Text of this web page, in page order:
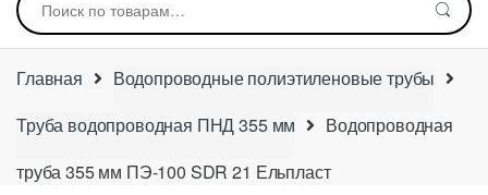
Главная
Водопроводные полиэтиленовые трубы
Труба водопроводная ПНД 355 мм
Водопроводная
труба 355 мм ПЭ-100 SDR 21 Ельпласт